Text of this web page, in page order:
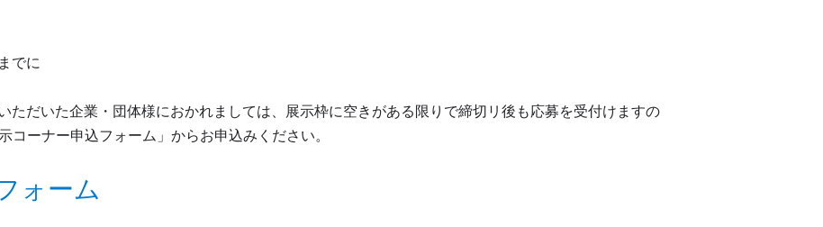
でに
ただいた企業・団体様におかれましては、展示枠に空きがある限りで締切リ後も応募を受付けますの
コーナー申込フォーム」からお申込みください。
ォーム